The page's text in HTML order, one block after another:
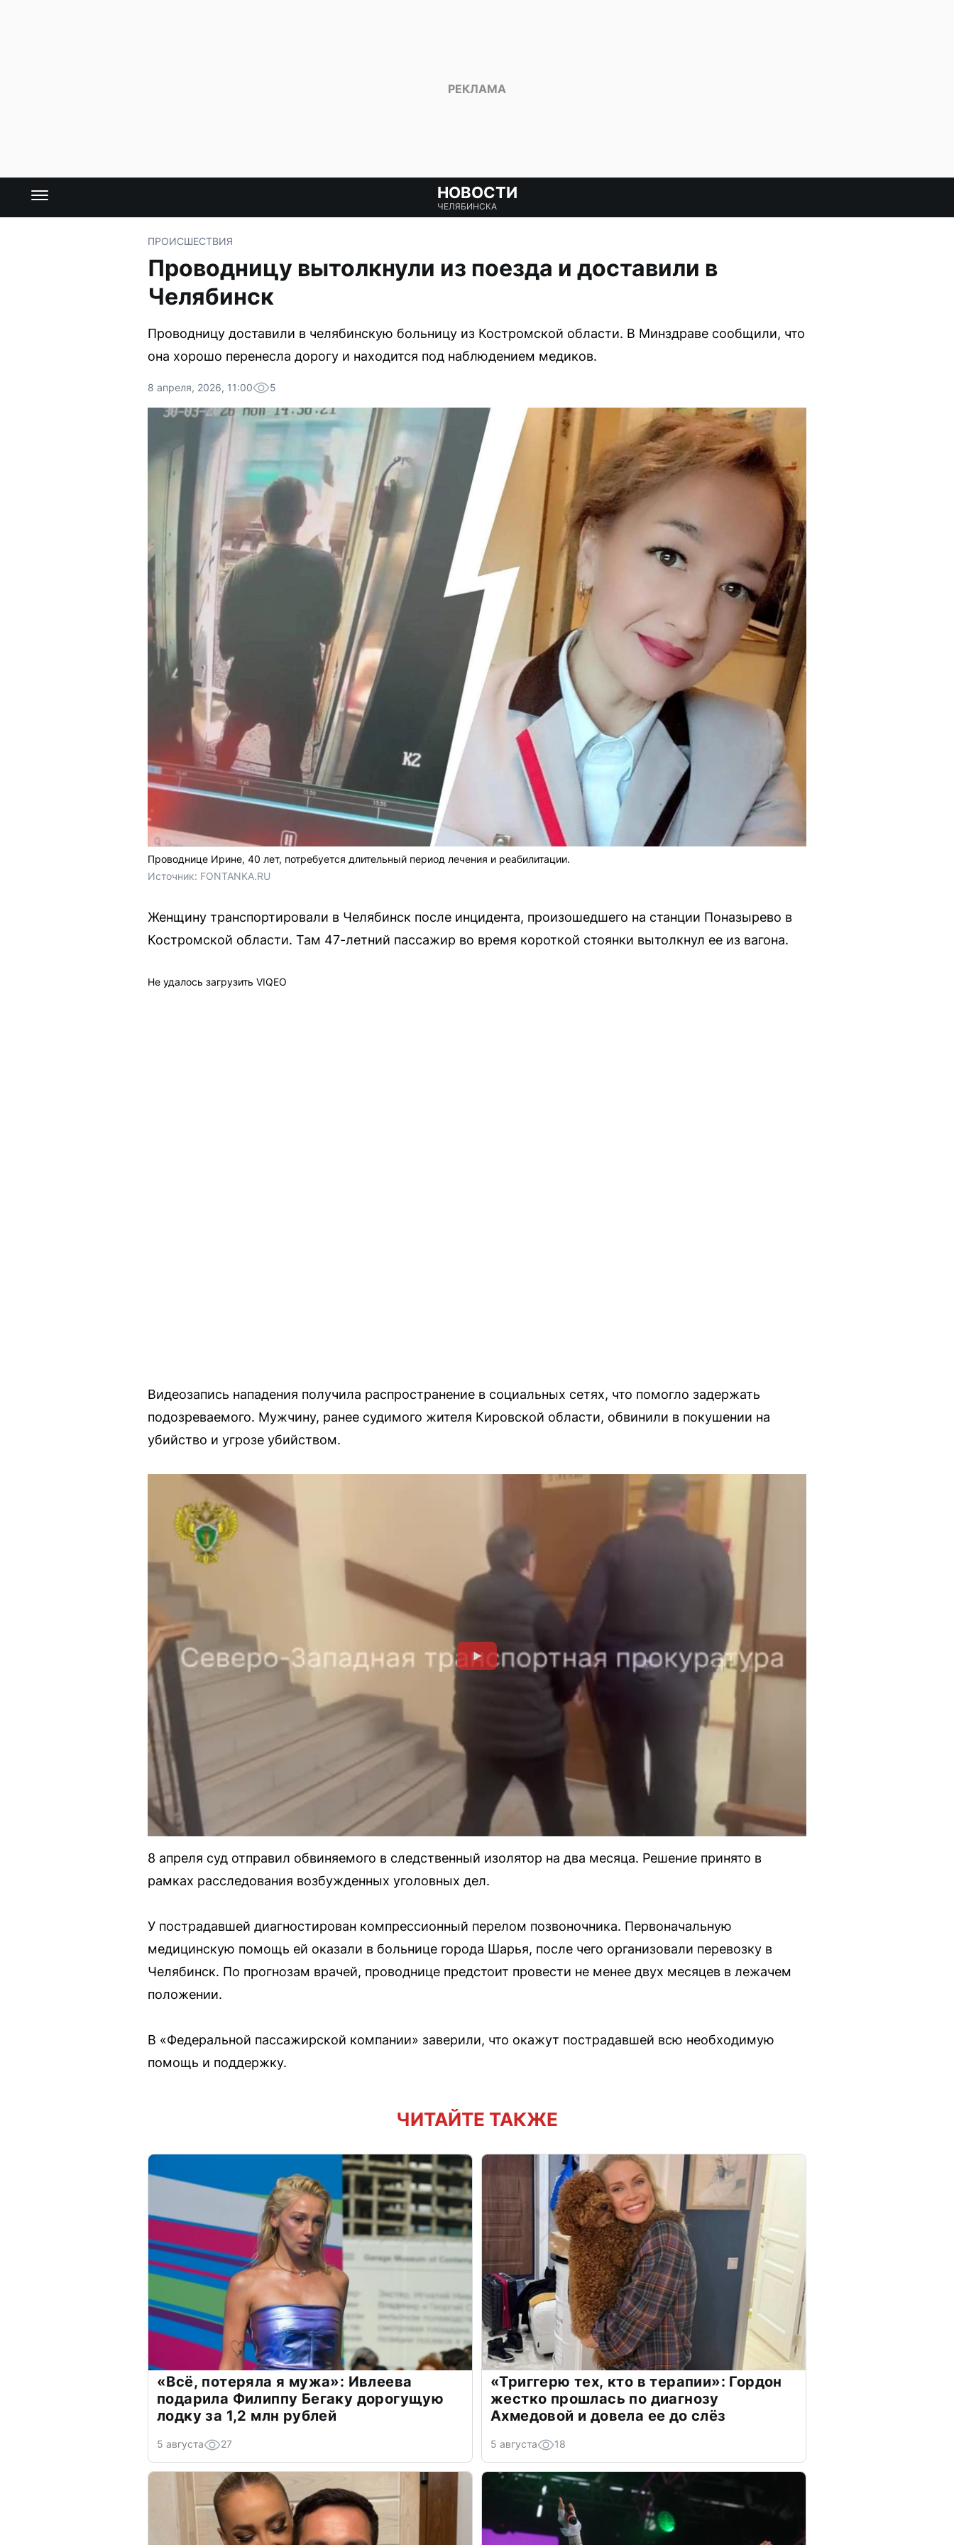
НОВОСТИ
ЧЕЛЯБИНСКА
ПРОИСШЕСТВИЯ
Проводницу вытолкнули из поезда и доставили в
Челябинск
Проводницу доставили в челябинскую больницу из Костромской области. В Минздраве сообщили, что
она хорошо перенесла дорогу и находится под наблюдением медиков.
8 апреля, 2026, 11:00 5
Проводнице Ирине, 40 лет, потребуется длительный период лечения и реабилитации.
Источник: FONTANKA.RU
Женщину транспортировали в Челябинск после инцидента, произошедшего на станции Поназырево в
Костромской области. Там 47-летний пассажир во время короткой стоянки вытолкнул ее из вагона.
Не удалось загрузить VIQEO
Видеозапись нападения получила распространение в социальных сетях, что помогло задержать
подозреваемого. Мужчину, ранее судимого жителя Кировской области, обвинили в покушении на
убийство и угрозе убийством.
8 апреля суд отправил обвиняемого в следственный изолятор на два месяца. Решение принято в
рамках расследования возбужденных уголовных дел.
У пострадавшей диагностирован компрессионный перелом позвоночника. Первоначальную
медицинскую помощь ей оказали в больнице города Шарья, после чего организовали перевозку в
Челябинск. По прогнозам врачей, проводнице предстоит провести не менее двух месяцев в лежачем
положении.
В «Федеральной пассажирской компании» заверили, что окажут пострадавшей всю необходимую
помощь и поддержку.
ЧИТАЙТЕ ТАКЖЕ
«Всё, потеряла я мужа»: Ивлеева
подарила Филиппу Бегаку дорогущую
лодку за 1,2 млн рублей
5 августа 27
«Триггерю тех, кто в терапии»: Гордон
жестко прошлась по диагнозу
Ахмедовой и довела ее до слёз
5 августа 18